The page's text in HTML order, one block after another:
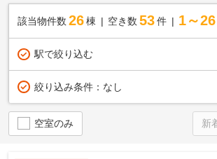
該当物件数 26棟 空き数 53 件 1～26
駅で絞り込む
絞り込み条件： なし
空室のみ